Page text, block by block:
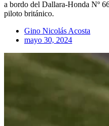
a bordo del Dallara-Honda Nº
piloto británico.
Gino Nicolás Acosta
mayo 30, 2024